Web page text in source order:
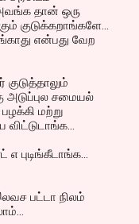
தான் ஒரு
குடுக்கறாங்களே...
என்பது வேற
குடுத்தாலும்
அடுப்புல சமையல்
மற்று
புடிங்கீடாங்க...
பட்டா நிலம்